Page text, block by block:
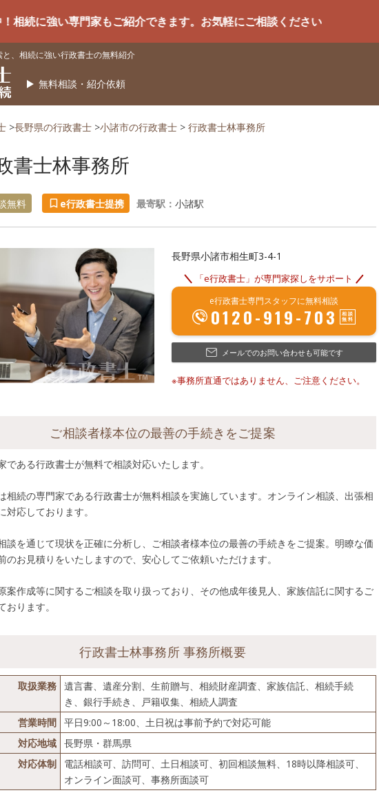
専門家もご紹介できます。お気軽にご相談ください
、相続に強い行政書士の無料紹介
無料相談・紹介依頼
>長野県の行政書士 >小諸市の行政書士 > 行政書士林事務所
書士林事務所
無料 e行政書士提携 最寄駅： 小諸駅
長野県小諸市相生町3-4-1
「e行政書士」が専門家探しをサポート
e行政書士専門スタッフに無料相談
0120-919-703
メールでのお問い合わせも可能です
※事務所直通ではありません、ご注意ください。
ご相談者様本位の最善の手続きをご提案
である行政書士が無料で相談対応いたします。
相続の専門家である行政書士が無料相談を実施しています。オンライン相談、出張相
対応しております。
談を通じて現状を正確に分析し、ご相談者様本位の最善の手続きをご提案。明瞭な価
のお見積りをいたしますので、安心してご依頼いただけます。
案作成等に関するご相談を取り扱っており、その他成年後見人、家族信託に関するご
おります。
行政書士林事務所 事務所概要
取扱業務 遺言書、遺産分割、生前贈与、相続財産調査、家族信託、相続手続
き、銀行手続き、戸籍収集、相続人調査
営業時間 平日9:00～18:00、土日祝は事前予約で対応可能
対応地域 長野県・群馬県
対応体制
電話相談可、訪問可、土日相談可、初回相談無料、18時以降相談可、
オンライン面談可、事務所面談可